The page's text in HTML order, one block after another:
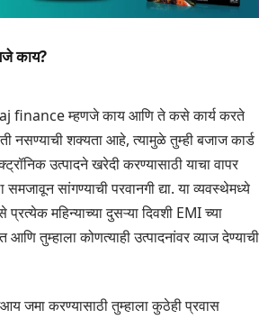
काय?
finance म्हणजे काय आणि ते कसे कार्य करते
नसण्याची शक्यता आहे, त्यामुळे तुम्ही बजाज कार्ड
उत्पादने खरेदी करण्यासाठी याचा वापर
सांगण्याची परवानगी द्या. या व्यवस्थेमध्ये
महिन्याच्या दुसऱ्या दिवशी EMI च्या
तुम्हाला कोणत्याही उत्पादनांवर व्याज देण्याची
जमा करण्यासाठी तुम्हाला कुठेही प्रवास